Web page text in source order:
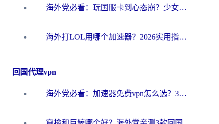
海外党必看：玩国服卡到心态崩？少女前线云图计划加速器免费推荐+碧蓝航线足球世界流畅攻略
海外打LOL用哪个加速器？2026实用指南：从延迟到设备适配，一篇解决你的国服游戏痛点
回国代理vpn
海外党必看：加速器免费vpn怎么选？3步教你无缝访问国内资源